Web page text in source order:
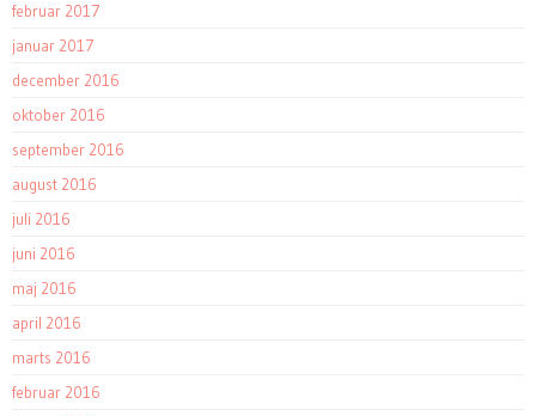
februar 2017
januar 2017
december 2016
oktober 2016
september 2016
august 2016
juli 2016
juni 2016
maj 2016
april 2016
marts 2016
februar 2016